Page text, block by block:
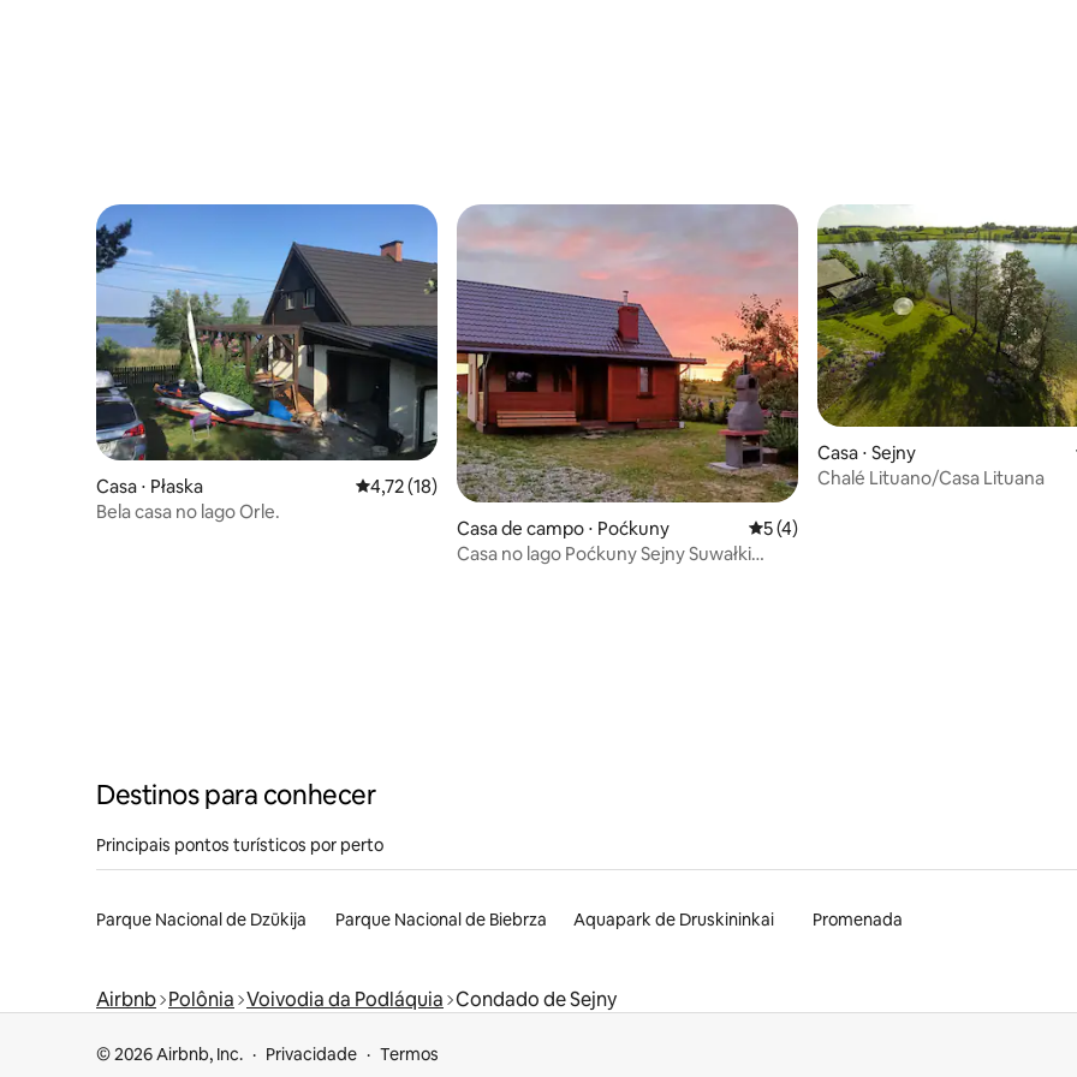
Casa ⋅ Płaska 4,72 de uma avaliação média de 5, 18 avaliações
4,72 (18)
Bela casa no lago Orle.
Casa de campo ⋅ Poćkuny 5 de uma avaliação média de 5, 4
5 (4)
Casa no lago Poćkuny Sejny Suwałki
Casa ⋅ Sejny
Chalé Lituano/Casa Lituana
Destinos para conhecer
Principais pontos turísticos por perto
Parque Nacional de Dzūkija Parque Nacional de Biebrza Aquapark de Druskininkai Promenada
Airbnb Polônia Voivodia da Podláquia Condado de Sejny
© 2026 Airbnb, Inc. Privacidade Termos